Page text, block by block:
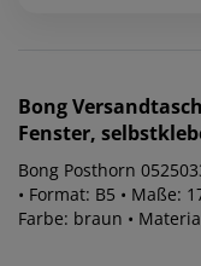
Bong
Fenster,
Bong Posthorn
• Format: B5 • Maße:
Farbe: braun •